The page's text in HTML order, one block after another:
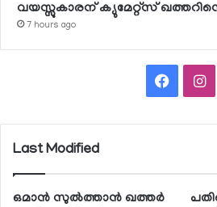
വയസ്സുകാരന് ക്യുമേറ്റ്‌സ്
7 hours ago
Last Modified
ഒമാന്‍ സുല്‍ത്താന്‍ ഖത്തര്‍